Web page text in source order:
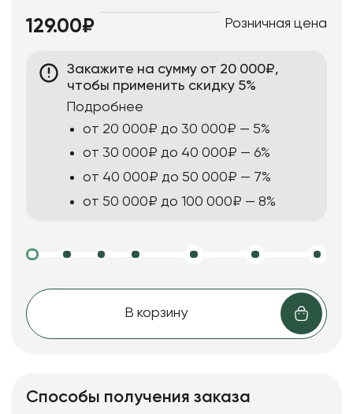
129.00₽ Розничная цена
Закажите на сумму от 20 000₽,
чтобы применить скидку 5%
Подробнее
от 20 000₽ до 30 000₽ — 5%
от 30 000₽ до 40 000₽ — 6%
от 40 000₽ до 50 000₽ — 7%
от 50 000₽ до 100 000₽ — 8%
В корзину
Способы получения заказа